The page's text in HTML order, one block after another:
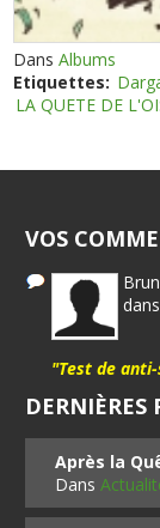
DansAlbums
Etiquettes:
LA QUETE DE
VOS
dans
"Test de
DERNIÈRES
Après la
Dans